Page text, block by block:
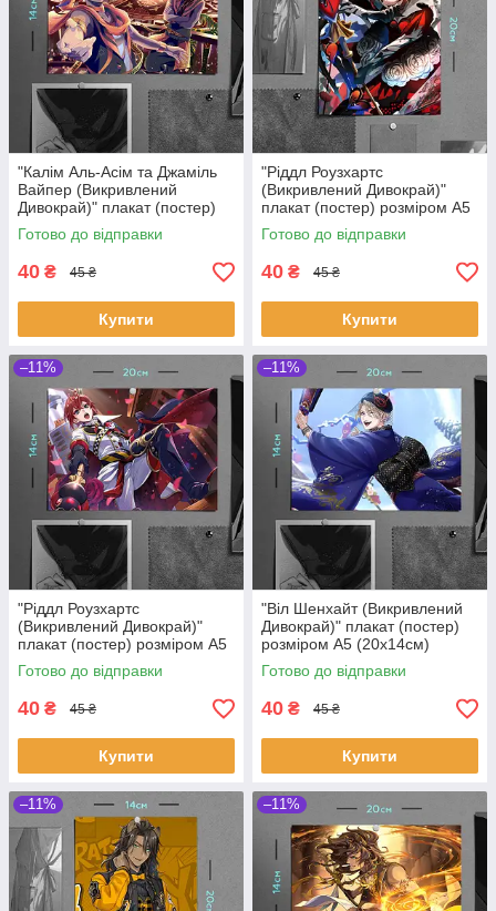
"Калім Аль-Асім та Джаміль
Вайпер (Викривлений
Дивокрай)" плакат (постер)
розміром А5 (20х14см)
Готово до відправки
40 ₴ 45 ₴
Купити
"Ріддл Роузхартс
(Викривлений Дивокрай)"
плакат (постер) розміром А5
(14х20см)
Готово до відправки
40 ₴ 45 ₴
Купити
–11%
"Ріддл Роузхартс
(Викривлений Дивокрай)"
плакат (постер) розміром А5
(20х14см)
Готово до відправки
40 ₴ 45 ₴
Купити
–11%
"Віл Шенхайт (Викривлений
Дивокрай)" плакат (постер)
розміром А5 (20х14см)
Готово до відправки
40 ₴ 45 ₴
Купити
–11% –11%